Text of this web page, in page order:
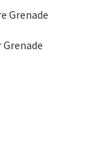
Grenade